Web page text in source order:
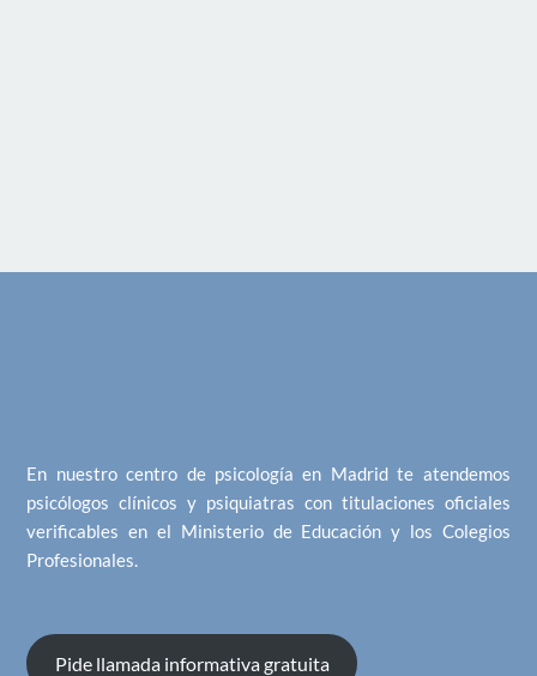
En nuestro centro de psicología en Madrid te atendemos
psicólogos clínicos y psiquiatras con titulaciones oficiales
verificables en el Ministerio de Educación y los Colegios
Profesionales.
Pide llamada informativa gratuita